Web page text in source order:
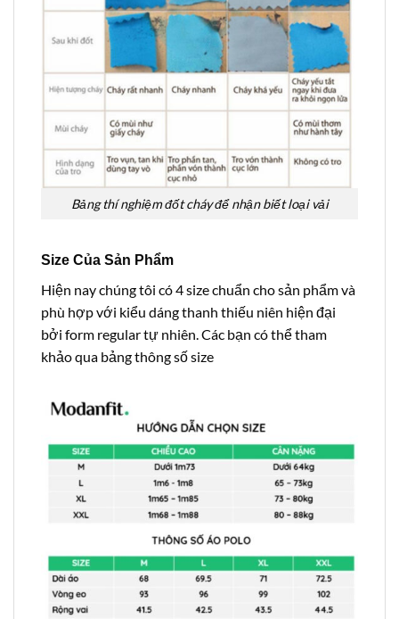
Bảng thí nghiệm đốt cháy để nhận biết loại vải
Size Của Sản Phẩm
Hiện nay chúng tôi có 4 size chuẩn cho sản phẩm và
phù hợp với kiểu dáng thanh thiếu niên hiện đại
bởi form regular tự nhiên. Các bạn có thể tham
khảo qua bảng thông số size